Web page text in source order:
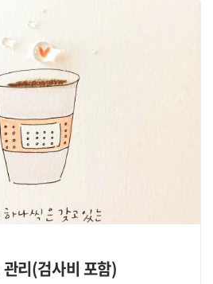
리(검사비 포함)